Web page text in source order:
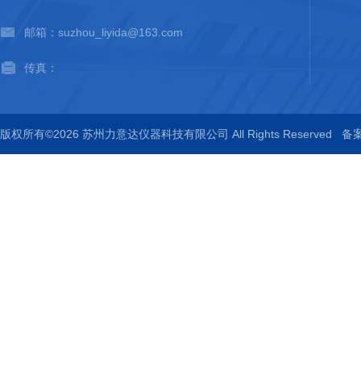
邮箱：suzhou_liyida@163.com
传真：
版权所有©2026 苏州力意达仪器科技有限公司 All Rights Reserved 备